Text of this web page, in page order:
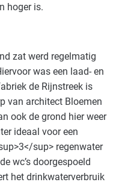
hoger is.
zat werd regelmatig
was een laad- en
de Rijnstreek is
van architect Bloemen
ook de grond hier weer
ideaal voor een
sup> regenwater
wc’s doorgespoeld
het drinkwaterverbruik